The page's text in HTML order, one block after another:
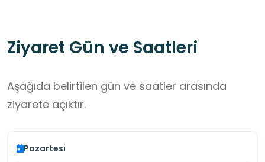
Ziyaret Gün ve Saatleri
Aşağıda belirtilen gün ve saatler arasında
ziyarete açıktır.
Pazartesi